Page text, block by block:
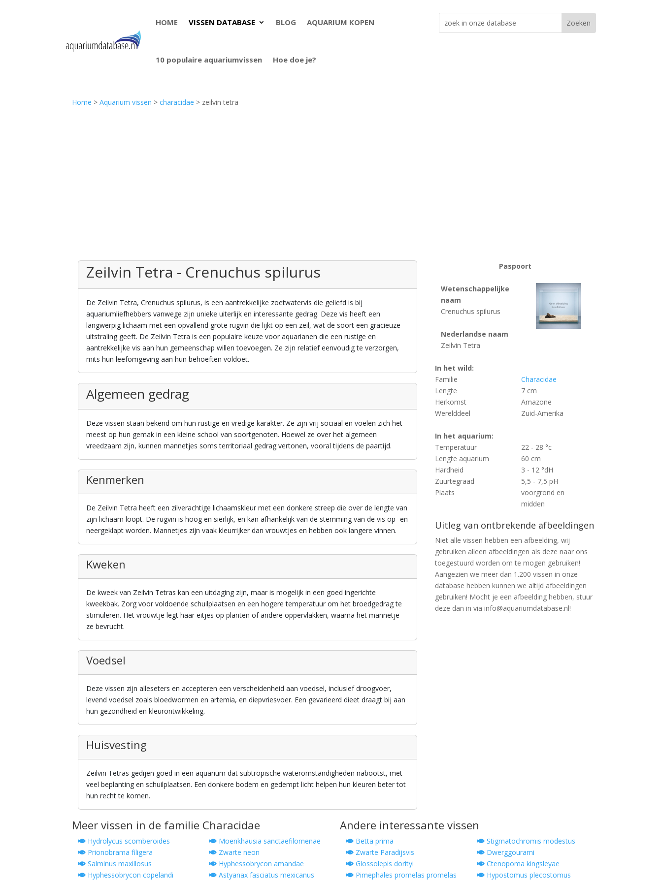
HOME VISSEN DATABASE BLOG AQUARIUM KOPEN
10 populaire aquariumvissen Hoe doe je?
Home >Aquarium vissen >characidae > zeilvin tetra
Paspoort
Wetenschappelijke
naam
Crenuchus spilurus
Nederlandse naam
Zeilvin Tetra
In het wild:
Familie
Characidae
Lengte
7 cm
Herkomst
Amazone
Werelddeel
Zuid-Amerika
In het aquarium:
Temperatuur
22 - 28 °c
Lengte aquarium
60 cm
Hardheid
3 - 12 °dH
Zuurtegraad
5,5 - 7,5 pH
Plaats
voorgrond en
midden
Uitleg van ontbrekende afbeeldingen
Niet alle vissen hebben een afbeelding, wij
gebruiken alleen afbeeldingen als deze naar ons
toegestuurd worden om te mogen gebruiken!
Aangezien we meer dan 1.200 vissen in onze
database hebben kunnen we altijd afbeeldingen
gebruiken! Mocht je een afbeelding hebben, stuur
deze dan in via info@aquariumdatabase.nl!
Zeilvin Tetra - Crenuchus spilurus
De Zeilvin Tetra, Crenuchus spilurus, is een aantrekkelijke zoetwatervis die geliefd is bij
aquariumliefhebbers vanwege zijn unieke uiterlijk en interessante gedrag. Deze vis heeft een
langwerpig lichaam met een opvallend grote rugvin die lijkt op een zeil, wat de soort een gracieuze
uitstraling geeft. De Zeilvin Tetra is een populaire keuze voor aquarianen die een rustige en
aantrekkelijke vis aan hun gemeenschap willen toevoegen. Ze zijn relatief eenvoudig te verzorgen,
mits hun leefomgeving aan hun behoeften voldoet.
Algemeen gedrag
Deze vissen staan bekend om hun rustige en vredige karakter. Ze zijn vrij sociaal en voelen zich het
meest op hun gemak in een kleine school van soortgenoten. Hoewel ze over het algemeen
vreedzaam zijn, kunnen mannetjes soms territoriaal gedrag vertonen, vooral tijdens de paartijd.
Kenmerken
De Zeilvin Tetra heeft een zilverachtige lichaamskleur met een donkere streep die over de lengte van
zijn lichaam loopt. De rugvin is hoog en sierlijk, en kan afhankelijk van de stemming van de vis op- en
neergeklapt worden. Mannetjes zijn vaak kleurrijker dan vrouwtjes en hebben ook langere vinnen.
Kweken
De kweek van Zeilvin Tetras kan een uitdaging zijn, maar is mogelijk in een goed ingerichte
kweekbak. Zorg voor voldoende schuilplaatsen en een hogere temperatuur om het broedgedrag te
stimuleren. Het vrouwtje legt haar eitjes op planten of andere oppervlakken, waarna het mannetje
ze bevrucht.
Voedsel
Deze vissen zijn alleseters en accepteren een verscheidenheid aan voedsel, inclusief droogvoer,
levend voedsel zoals bloedwormen en artemia, en diepvriesvoer. Een gevarieerd dieet draagt bij aan
hun gezondheid en kleurontwikkeling.
Huisvesting
Zeilvin Tetras gedijen goed in een aquarium dat subtropische wateromstandigheden nabootst, met
veel beplanting en schuilplaatsen. Een donkere bodem en gedempt licht helpen hun kleuren beter tot
hun recht te komen.
Meer vissen in de familie Characidae
Hydrolycus scomberoides
Moenkhausia sanctaefilomenae
Prionobrama filigera
Zwarte neon
Salminus maxillosus
Hyphessobrycon amandae
Hyphessobrycon copelandi
Astyanax fasciatus mexicanus
Andere interessante vissen
Betta prima
Stigmatochromis modestus
Zwarte Paradijsvis
Dwerggourami
Glossolepis dorityi
Ctenopoma kingsleyae
Pimephales promelas promelas
Hypostomus plecostomus